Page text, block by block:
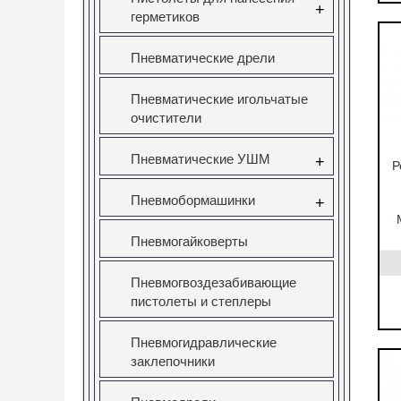
герметиков
+
Пневматические дрели
Пневматические игольчатые
очистители
Пневматические УШМ +
Пневмобормашинки +
Пневмогайковерты
Пневмогвоздезабивающие
пистолеты и степлеры
Пневмогидравлические
заклепочники